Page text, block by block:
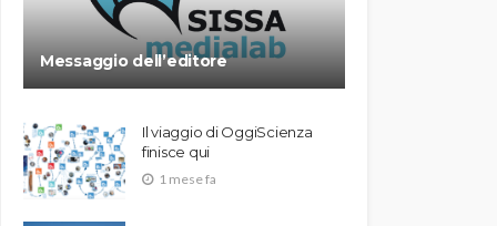
Messaggio dell’editore
Il viaggio di OggiScienza
finisce qui
1 mese fa